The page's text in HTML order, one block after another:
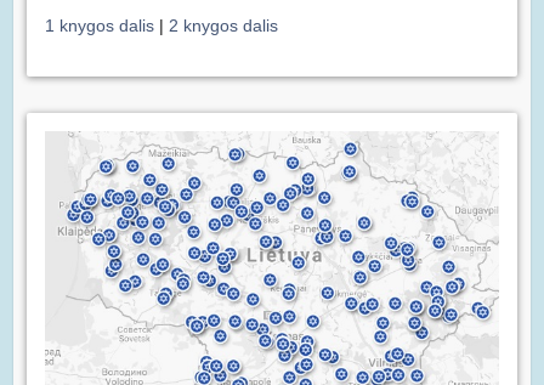
1 knygos dalis | 2 knygos dalis